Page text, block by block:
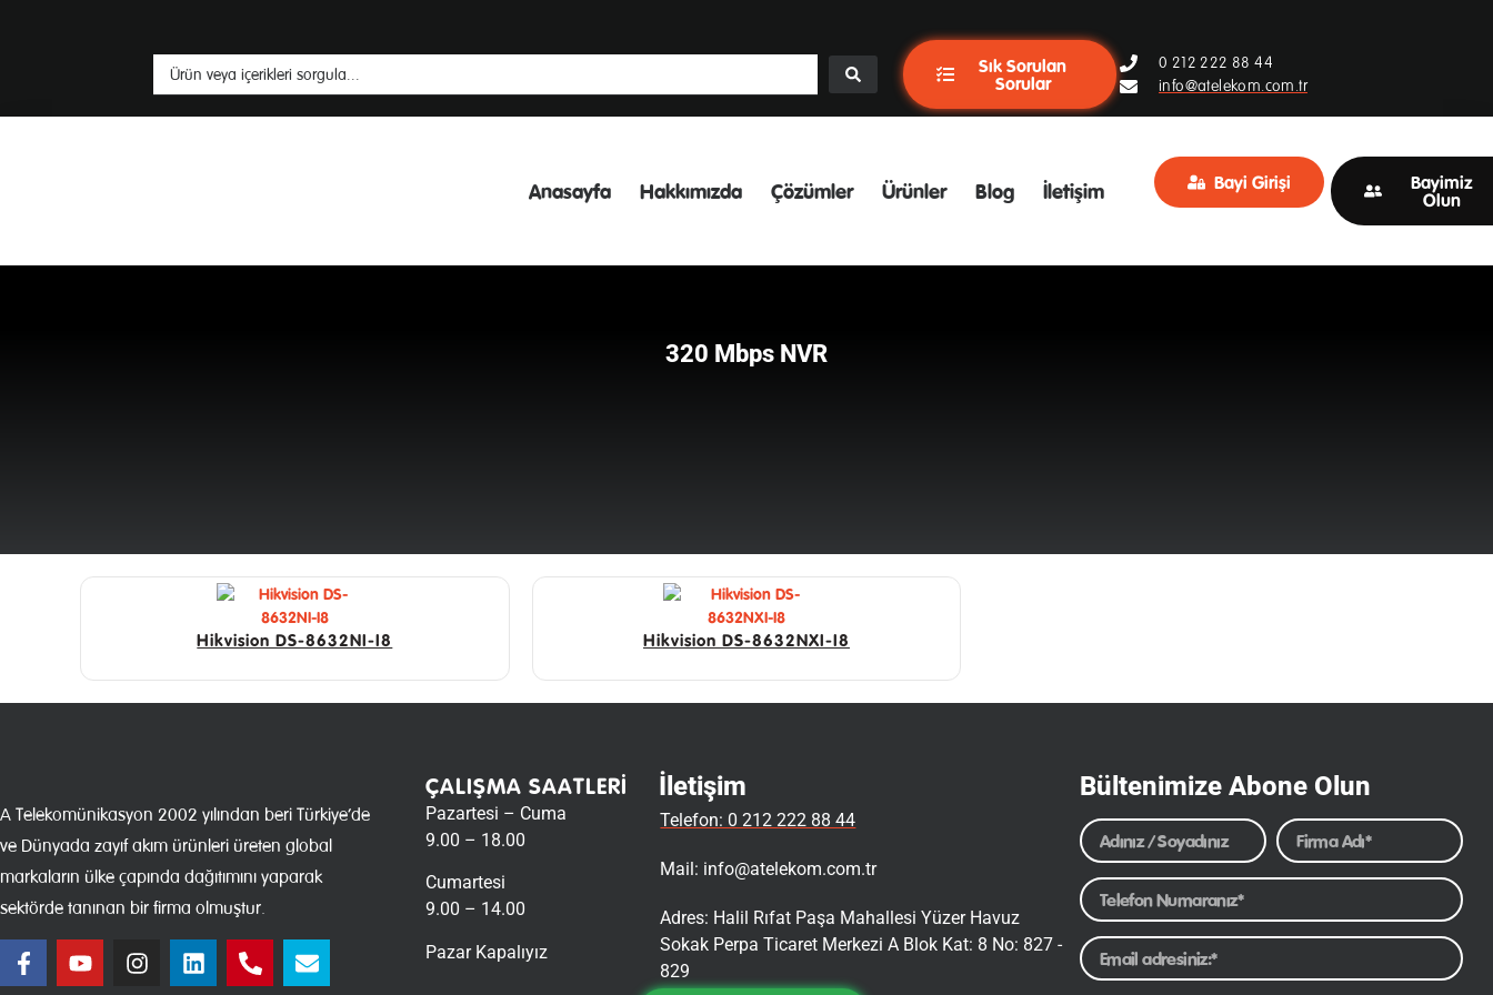
Sık Sorulan
Sorular
0 212 222 88 44
info@atelekom.com.tr
Anasayfa Hakkımızda Çözümler Ürünler Blog İletişim Bayi Girişi
Bayimiz
Olun
320 Mbps NVR
Hikvision DS-8632NI-I8 Hikvision DS-8632NXI-I8
A Telekomünikasyon 2002 yılından beri Türkiye’de
ve Dünyada zayıf akım ürünleri üreten global
markaların ülke çapında dağıtımını yaparak
sektörde tanınan bir firma olmuştur.
ÇALIŞMA SAATLERI
Pazartesi – Cuma
9.00 – 18.00
Cumartesi
9.00 – 14.00
Pazar Kapalıyız
İletişim
Telefon: 0 212 222 88 44
Mail: info@atelekom.com.tr
Adres: Halil Rıfat Paşa Mahallesi Yüzer Havuz
Sokak Perpa Ticaret Merkezi A Blok Kat: 8 No: 827 -
829
Bültenimize Abone Olun